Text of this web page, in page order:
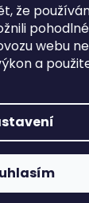
že
webu
a
obojky
může
the DOG.